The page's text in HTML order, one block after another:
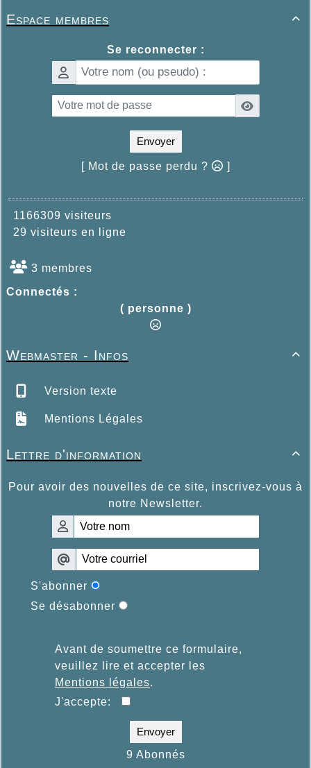

Espace membres
Se reconnecter :
Envoyer
[ Mot de passe perdu ? ]
1166309 visiteurs
29 visiteurs en ligne
3 membres
Connectés :
( personne )

Webmaster - Infos
Version texte
Mentions Légales

Lettre d'information
Pour avoir des nouvelles de ce site, inscrivez-vous à
notre Newsletter.
S'abonner
Se désabonner
Avant de soumettre ce formulaire,
veuillez lire et accepter les
Mentions légales.
J'accepte:
Envoyer
9 Abonnés